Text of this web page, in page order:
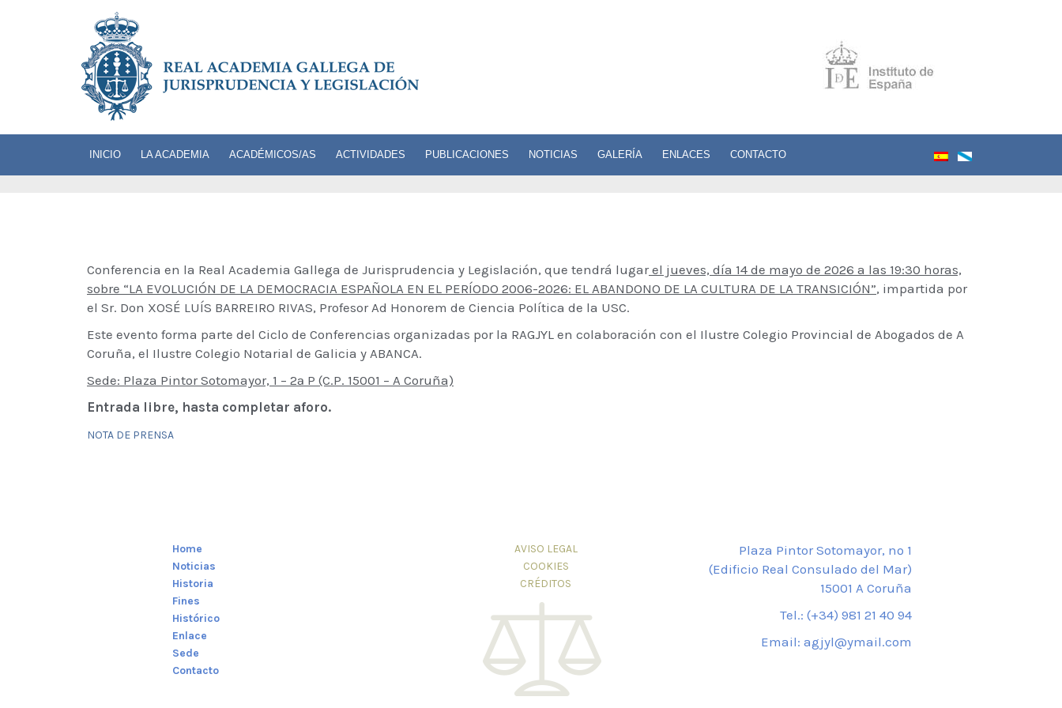
INICIO LA ACADEMIA ACADÉMICOS/AS ACTIVIDADES PUBLICACIONES NOTICIAS GALERÍA ENLACES CONTACTO
Conferencia en la Real Academia Gallega de Jurisprudencia y Legislación, que tendrá lugarel jueves, día 14 de mayo de 2026 a las 19:30 horas,
sobre “LA EVOLUCIÓN DE LA DEMOCRACIA ESPAÑOLA EN EL PERÍODO 2006-2026: EL ABANDONO DE LA CULTURA DE LA TRANSICIÓN”, impartida por
el Sr. Don XOSÉ LUÍS BARREIRO RIVAS, Profesor Ad Honorem de Ciencia Política de la USC.
Este evento forma parte del Ciclo de Conferencias organizadas por la RAGJYL en colaboración con el Ilustre Colegio Provincial de Abogados de A
Coruña, el Ilustre Colegio Notarial de Galicia y ABANCA.
Sede: Plaza Pintor Sotomayor, 1 – 2ª P (C.P. 15001 – A Coruña)
Entrada libre, hasta completar aforo.
NOTA DE PRENSA
Home
Noticias
Historia
Fines
Histórico
Enlace
Sede
Contacto
AVISO LEGAL
COOKIES
CRÉDITOS
Plaza Pintor Sotomayor, nº 1
(Edificio Real Consulado del Mar)
15001 A Coruña
Tel.: (+34) 981 21 40 94
Email: agjyl@ymail.com